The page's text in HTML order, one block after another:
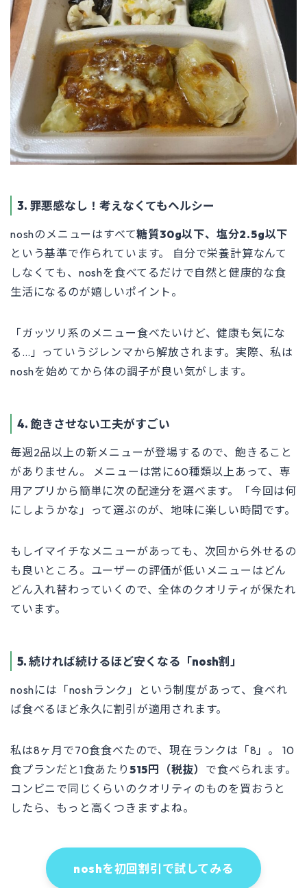
3. 罪悪感なし！考えなくてもヘルシー
noshのメニューはすべて糖質30g以下、塩分2.5g以下
という基準で作られています。 自分で栄養計算なんて
しなくても、noshを食べてるだけで自然と健康的な食
生活になるのが嬉しいポイント。
「ガッツリ系のメニュー食べたいけど、健康も気にな
る…」っていうジレンマから解放されます。実際、私は
noshを始めてから体の調子が良い気がします。
4. 飽きさせない工夫がすごい
毎週2品以上の新メニューが登場するので、飽きること
がありません。 メニューは常に60種類以上あって、専
用アプリから簡単に次の配達分を選べます。「今回は何
にしようかな」って選ぶのが、地味に楽しい時間です。
もしイマイチなメニューがあっても、次回から外せるの
も良いところ。ユーザーの評価が低いメニューはどん
どん入れ替わっていくので、全体のクオリティが保たれ
ています。
5. 続ければ続けるほど安くなる「nosh割」
noshには「noshランク」という制度があって、食べれ
ば食べるほど永久に割引が適用されます。
私は8ヶ月で70食食べたので、現在ランクは「8」。 10
食プランだと1食あたり 515円（税抜） で食べられます。
コンビニで同じくらいのクオリティのものを買おうと
したら、もっと高くつきますよね。
noshを初回割引で試してみる